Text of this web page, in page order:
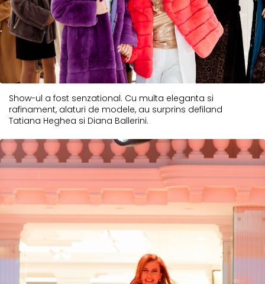
Show-ul a fost senzational. Cu multa eleganta si
rafinament, alaturi de modele, au surprins defiland
Tatiana Heghea si Diana Ballerini.